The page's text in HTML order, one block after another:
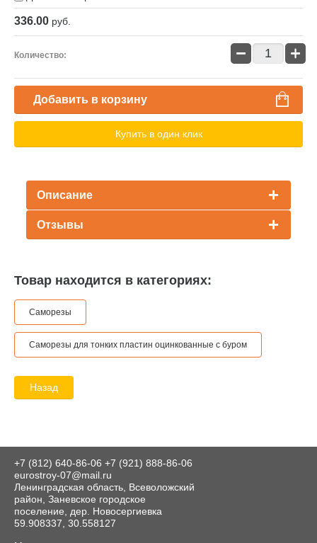
336.00 руб.
Количество: − +
Добавить в корзину
Купить в один клик
Описание
Отзывы
Товар находится в категориях:
Саморезы
Саморезы для тонких пластин оцинкованные с буром
Назад
+7 (812) 640-86-06 +7 (921) 888-86-06
eurostroy-07@mail.ru
Ленинградская область, Всеволожский
район, Заневское городское
поселение, дер. Новосергиевка
59.908337, 30.558127